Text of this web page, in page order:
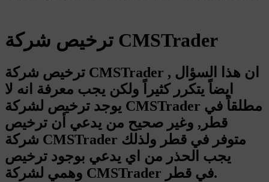
ترخيص شركة CMSTrader
ترخيص شركة CMSTrader , ان هذا السؤال
ايضاً يتكرر كثيراً ولكن يجب معرفة انه لا
يوجد ترخيص لشركة CMSTrader مطلقاً في
قطر, وغير صحيح من يدعي أن ترخيص
شركة CMSTrader متوفر في قطر ولذلك
يجب الحذر من اي يدعي بوجود ترخيص
وهمي لشركة CMSTrader في قطر.